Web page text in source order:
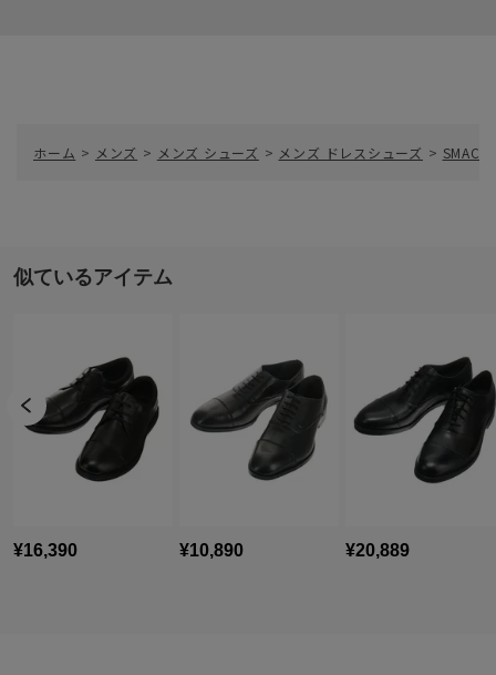
ホーム > メンズ > メンズ シューズ > メンズ ドレスシューズ >